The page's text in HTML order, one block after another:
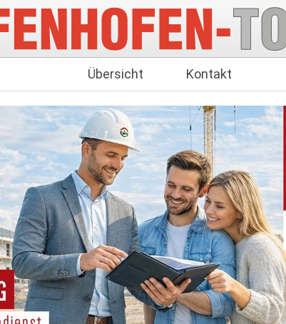
Übersicht Kontakt